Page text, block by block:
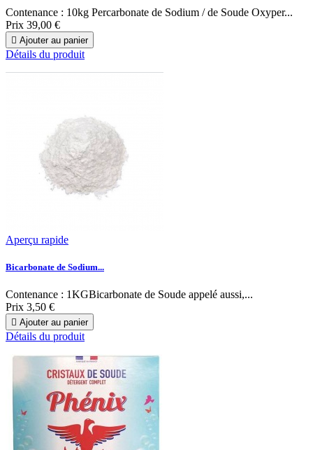
Contenance : 10kg Percarbonate de Sodium / de Soude Oxyper...
Prix 39,00 €
 Ajouter au panier
Détails du produit
Aperçu rapide
Bicarbonate de Sodium...
Contenance : 1KGBicarbonate de Soude appelé aussi,...
Prix 3,50 €
 Ajouter au panier
Détails du produit